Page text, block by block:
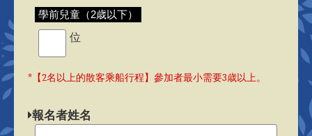
學前兒童（2歳以下）
位
*【2名以上的散客乘船行程】參加者最小需要3歳以上。
報名者姓名